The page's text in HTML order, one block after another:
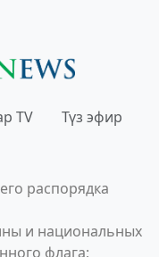
TV Түз эфир
распорядка
и национальных
флага;